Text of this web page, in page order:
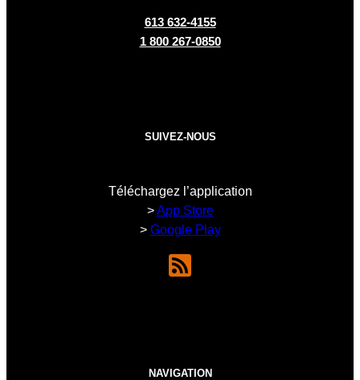
613 632-4155
1 800 267-0850
SUIVEZ-NOUS
Téléchargez l’application
>App Store
> Google Play
NAVIGATION